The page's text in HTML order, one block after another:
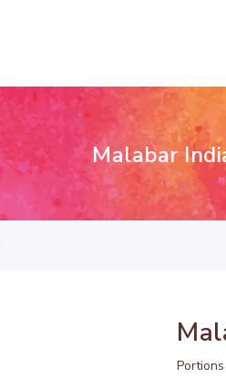
Malabar